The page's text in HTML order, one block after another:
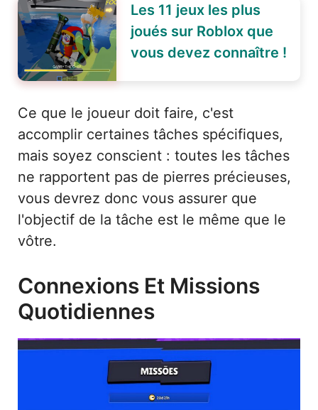
Les 11 jeux les plus
joués sur Roblox que
vous devez connaître !
Ce que le joueur doit faire, c'est
accomplir certaines tâches spécifiques,
mais soyez conscient : toutes les tâches
ne rapportent pas de pierres précieuses,
vous devrez donc vous assurer que
l'objectif de la tâche est le même que le
vôtre.
Connexions Et Missions
Quotidiennes